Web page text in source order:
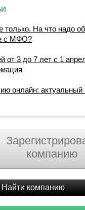
На что надо
с МФО?
от 3 до 7 лет с 1
онлайн: актуальный
компанию
Найти компанию